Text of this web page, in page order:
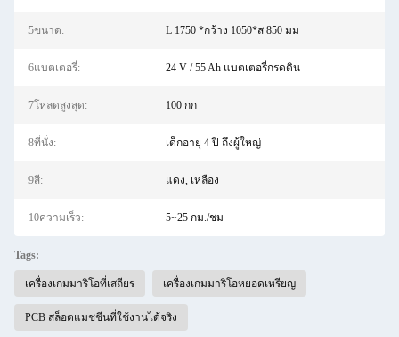
5ขนาด: L 1750 *กว้าง 1050*ส 850 มม
6แบตเตอรี่: 24 V / 55 Ah แบตเตอรี่กรดดิน
7โหลดสูงสุด: 100 กก
8ที่นั่ง: เด็กอายุ 4 ปี ถึงผู้ใหญ่
9สี: แดง, เหลือง
10ความเร็ว: 5~25 กม./ชม
Tags:
เครื่องเกมมาริโอที่เสถียร เครื่องเกมมาริโอหยอดเหรียญ
PCB สล็อตแมชชีนที่ใช้งานได้จริง